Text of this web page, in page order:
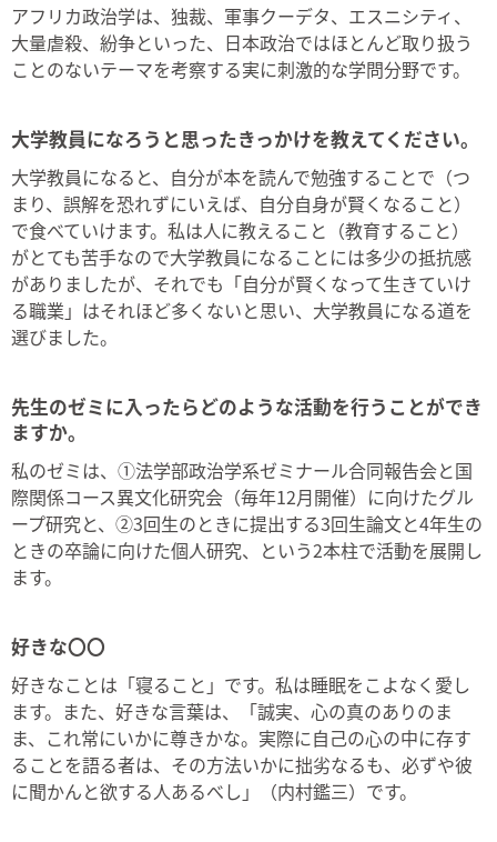
アフリカ政治学は、独裁、軍事クーデタ、エスニシティ、
大量虐殺、紛争といった、日本政治ではほとんど取り扱う
ことのないテーマを考察する実に刺激的な学問分野です。
大学教員になろうと思ったきっかけを教えてください。
大学教員になると、自分が本を読んで勉強することで（つ
まり、誤解を恐れずにいえば、自分自身が賢くなること）
で食べていけます。私は人に教えること（教育すること）
がとても苦手なので大学教員になることには多少の抵抗感
がありましたが、それでも「自分が賢くなって生きていけ
る職業」はそれほど多くないと思い、大学教員になる道を
選びました。
先生のゼミに入ったらどのような活動を行うことができ
ますか。
私のゼミは、①法学部政治学系ゼミナール合同報告会と国
際関係コース異文化研究会（毎年12月開催）に向けたグル
ープ研究と、②3回生のときに提出する3回生論文と4年生の
ときの卒論に向けた個人研究、という2本柱で活動を展開し
ます。
好きな〇〇
好きなことは「寝ること」です。私は睡眠をこよなく愛し
ます。また、好きな言葉は、「誠実、心の真のありのま
ま、これ常にいかに尊きかな。実際に自己の心の中に存す
ることを語る者は、その方法いかに拙劣なるも、必ずや彼
に聞かんと欲する人あるべし」（内村鑑三）です。